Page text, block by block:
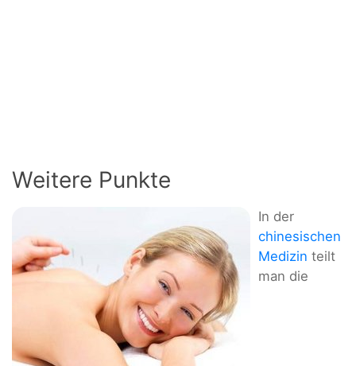
Weitere Punkte
In der
chinesischen
Medizin teilt
man die